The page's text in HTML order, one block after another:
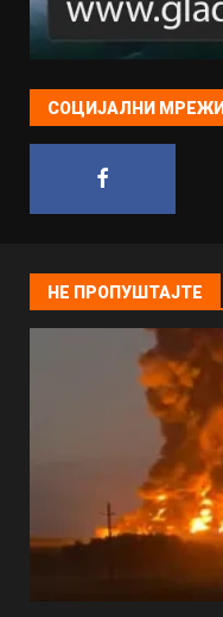
СОЦИЈАЛНИ МРЕЖИ
НЕ ПРОПУШТАЈТЕ